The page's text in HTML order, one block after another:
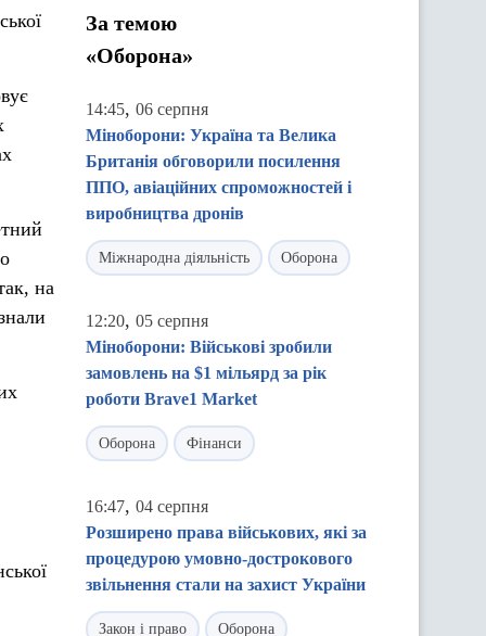
на
За темою
«Оборона»
14:45, 06 серпня
Міноборони: Україна та Велика
Британія обговорили посилення
ППО, авіаційних спроможностей і
виробництва дронів
Міжнародна діяльність Оборона
12:20, 05 серпня
Міноборони: Військові зробили
замовлень на $1 мільярд за рік
роботи Brave1 Market
Оборона Фінанси
16:47, 04 серпня
Розширено права військових, які за
процедурою умовно-дострокового
звільнення стали на захист України
Закон і право Оборона